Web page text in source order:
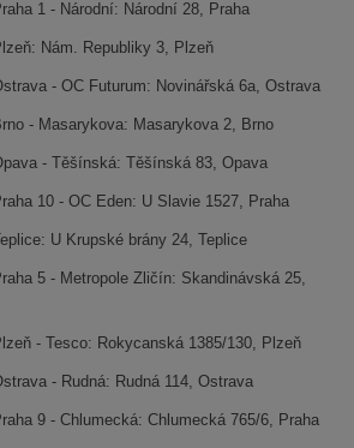
1 - Národní: Národní 28, Praha
Nám. Republiky 3, Plzeň
- OC Futurum: Novinářská 6a, Ostrava
- Masarykova: Masarykova 2, Brno
- Těšínská: Těšínská 83, Opava
10 - OC Eden: U Slavie 1527, Praha
U Krupské brány 24, Teplice
5 - Metropole Zličín: Skandinávská 25,
- Tesco: Rokycanská 1385/130, Plzeň
- Rudná: Rudná 114, Ostrava
9 - Chlumecká: Chlumecká 765/6, Praha